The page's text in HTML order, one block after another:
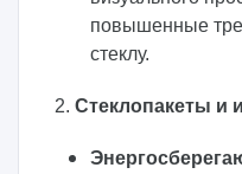
повышенные
стеклу.
2. Стеклопакеты и